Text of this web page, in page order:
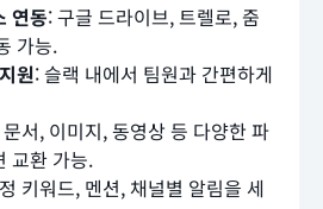
연동: 구글 드라이브, 트렐로, 줌
가능.
원: 슬랙 내에서 팀원과 간편하게
문서, 이미지, 동영상 등 다양한 파
교환 가능.
키워드, 멘션, 채널별 알림을 세